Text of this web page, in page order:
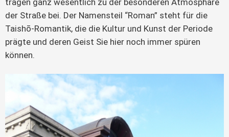
tragen ganz wesentlich zu der besonderen Atmosphäre
der Straße bei. Der Namensteil “Roman” steht für die
Taishō-Romantik, die die Kultur und Kunst der Periode
prägte und deren Geist Sie hier noch immer spüren
können.